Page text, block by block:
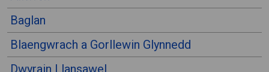
Baglan
Blaengwrach a Gorllewin Glynnedd
Dwyrain Llansawel